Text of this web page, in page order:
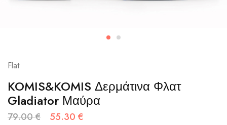
Flat
KOMIS&KOMIS Δερμάτινα Φλατ
Gladiator Μαύρα
79.00€ 55.30 €